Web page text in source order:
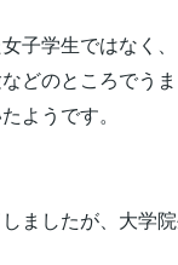
子学生ではなく
どのところでう
ようです。
ましたが、大学